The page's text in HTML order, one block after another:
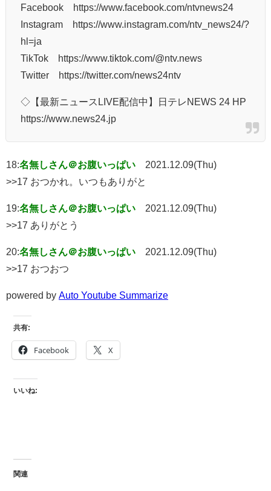
Facebook https://www.facebook.com/ntvnews24
Instagram https://www.instagram.com/ntv_news24/?
hl=ja
TikTok https://www.tiktok.com/@ntv.news
Twitter https://twitter.com/news24ntv
◇【最新ニュースLIVE配信中】日テレNEWS 24 HP
https://www.news24.jp
18:名無しさん＠お腹いっぱい
2021.12.09(Thu)
>>17 おつかれ。いつもありがと
19:名無しさん＠お腹いっぱい
2021.12.09(Thu)
>>17 ありがとう
20:名無しさん＠お腹いっぱい
2021.12.09(Thu)
>>17 おつおつ
powered by Auto Youtube Summarize
共有:
Facebook X
いいね:
関連